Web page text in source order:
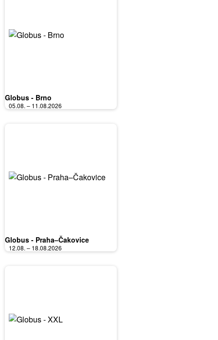
Globus - Brno
05.08. – 11.08.2026
Globus - Praha–Čakovice
12.08. – 18.08.2026